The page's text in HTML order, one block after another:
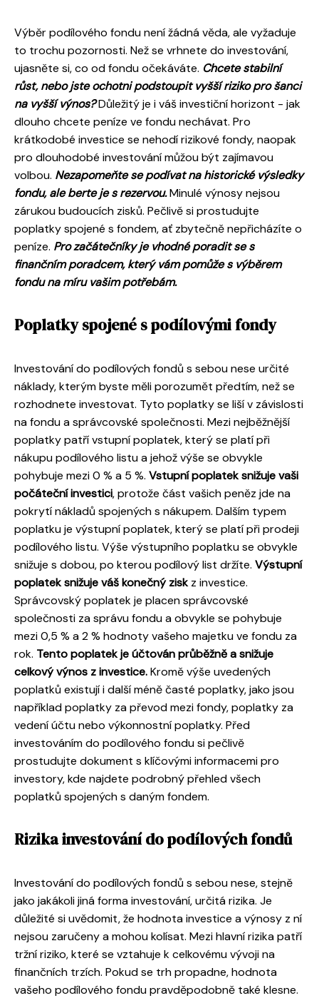
Výběr podílového fondu není žádná věda, ale vyžaduje
to trochu pozornosti. Než se vrhnete do investování,
ujasněte si, co od fondu očekáváte. Chcete stabilní
růst, nebo jste ochotni podstoupit vyšší riziko pro šanci
na vyšší výnos?Důležitý je i váš investiční horizont - jak
dlouho chcete peníze ve fondu nechávat. Pro
krátkodobé investice se nehodí rizikové fondy, naopak
pro dlouhodobé investování můžou být zajímavou
volbou. Nezapomeňte se podívat na historické výsledky
fondu, ale berte je s rezervou.Minulé výnosy nejsou
zárukou budoucích zisků. Pečlivě si prostudujte
poplatky spojené s fondem, ať zbytečně nepřicházíte o
peníze. Pro začátečníky je vhodné poradit se s
finančním poradcem, který vám pomůže s výběrem
fondu na míru vašim potřebám.
Poplatky spojené s podílovými fondy
Investování do podílových fondů s sebou nese určité
náklady, kterým byste měli porozumět předtím, než se
rozhodnete investovat. Tyto poplatky se liší v závislosti
na fondu a správcovské společnosti. Mezi nejběžnější
poplatky patří vstupní poplatek, který se platí při
nákupu podílového listu a jehož výše se obvykle
pohybuje mezi 0 % a 5 %. Vstupní poplatek snižuje vaši
počáteční investici, protože část vašich peněz jde na
pokrytí nákladů spojených s nákupem. Dalším typem
poplatku je výstupní poplatek, který se platí při prodeji
podílového listu. Výše výstupního poplatku se obvykle
snižuje s dobou, po kterou podílový list držíte. Výstupní
poplatek snižuje váš konečný ziskz investice.
Správcovský poplatek je placen správcovské
společnosti za správu fondu a obvykle se pohybuje
mezi 0,5 % a 2 % hodnoty vašeho majetku ve fondu za
rok. Tento poplatek je účtován průběžně a snižuje
celkový výnos z investice.Kromě výše uvedených
poplatků existují i ​​další méně časté poplatky, jako jsou
například poplatky za převod mezi fondy, poplatky za
vedení účtu nebo výkonnostní poplatky. Před
investováním do podílového fondu si pečlivě
prostudujte dokument s klíčovými informacemi pro
investory, kde najdete podrobný přehled všech
poplatků spojených s daným fondem.
Rizika investování do podílových fondů
Investování do podílových fondů s sebou nese, stejně
jako jakákoli jiná forma investování, určitá rizika. Je
důležité si uvědomit, že hodnota investice a výnosy z ní
nejsou zaručeny a mohou kolísat. Mezi hlavní rizika patří
tržní riziko, které se vztahuje k celkovému vývoji na
finančních trzích. Pokud se trh propadne, hodnota
vašeho podílového fondu pravděpodobně také klesne.